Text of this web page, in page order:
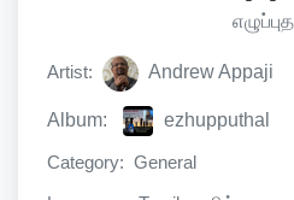
Artist: Andrew Appaji
Album: ezhupputhal
Category: General